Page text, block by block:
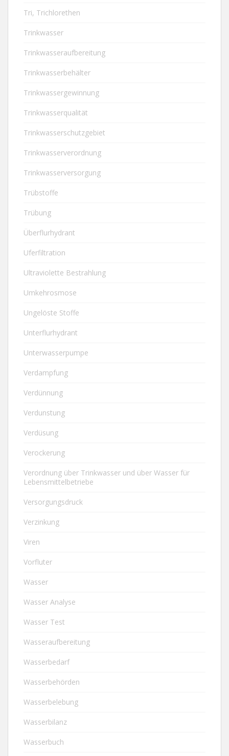
Tri, Trichlorethen
Trinkwasser
Trinkwasseraufbereitung
Trinkwasserbehälter
Trinkwassergewinnung
Trinkwasserqualität
Trinkwasserschutzgebiet
Trinkwasserverordnung
Trinkwasserversorgung
Trübstoffe
Trübung
Überflurhydrant
Uferfiltration
Ultraviolette Bestrahlung
Umkehrosmose
Ungelöste Stoffe
Unterflurhydrant
Unterwasserpumpe
Verdampfung
Verdünnung
Verdunstung
Verdüsung
Verockerung
Verordnung über Trinkwasser und über Wasser für
Lebensmittelbetriebe
Versorgungsdruck
Verzinkung
Viren
Vorfluter
Wasser
Wasser Analyse
Wasser Test
Wasseraufbereitung
Wasserbedarf
Wasserbehörden
Wasserbelebung
Wasserbilanz
Wasserbuch